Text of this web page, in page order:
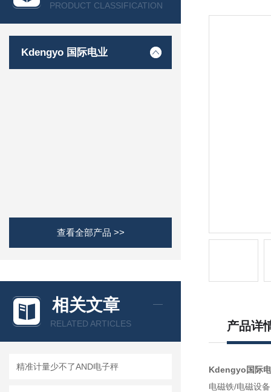
PRODUCT CLASSIFICATION
Kdengyo 国际电业
查看全部产品 >>
相关文章
RELATED ARTICLES
精准计量少不了AND电子秤
产品详
Kdengyo国际
电磁铁/电磁设备